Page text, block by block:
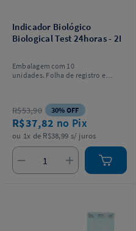
Indicador Biológico
Biological Test 24horas - 2I
Embalagem com 10
unidades. Folha de registro e
R$53,90 30% OFF
R$37,82 no Pix
ou 1x de R$38,99 s/ juros